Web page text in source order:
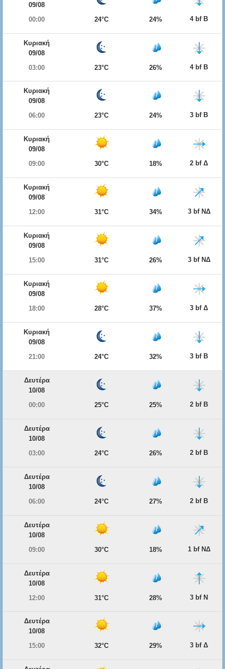
09/08
00:00
24°C 24% 4 bf Β
Κυριακή
09/08
03:00
23°C 26% 4 bf Β
Κυριακή
09/08
06:00
23°C 24% 3 bf Β
Κυριακή
09/08
09:00
30°C 18% 2 bf Δ
Κυριακή
09/08
12:00
31°C 34% 3 bf ΝΔ
Κυριακή
09/08
15:00
31°C 26% 3 bf ΝΔ
Κυριακή
09/08
18:00
28°C 37% 3 bf Δ
Κυριακή
09/08
21:00
24°C 32% 3 bf Β
Δευτέρα
10/08
00:00
25°C 25% 2 bf Β
Δευτέρα
10/08
03:00
24°C 26% 2 bf Β
Δευτέρα
10/08
06:00
24°C 27% 2 bf Β
Δευτέρα
10/08
09:00
30°C 18% 1 bf ΝΔ
Δευτέρα
10/08
12:00
31°C 28% 3 bf Ν
Δευτέρα
10/08
15:00
32°C 29% 3 bf Δ